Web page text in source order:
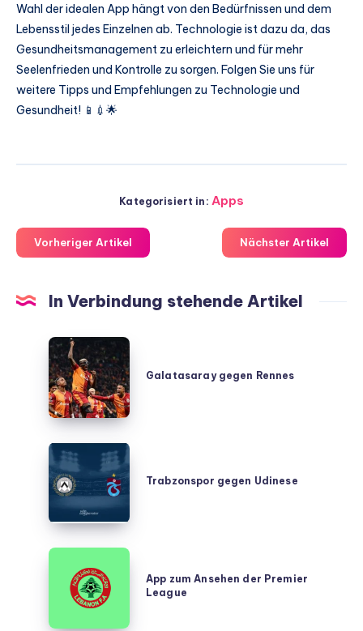
Wahl der idealen App hängt von den Bedürfnissen und dem
Lebensstil jedes Einzelnen ab. Technologie ist dazu da, das
Gesundheitsmanagement zu erleichtern und für mehr
Seelenfrieden und Kontrolle zu sorgen. Folgen Sie uns für
weitere Tipps und Empfehlungen zu Technologie und
Gesundheit! 📱💉🌟
Kategorisiert in: Apps
Vorheriger Artikel Nächster Artikel
In Verbindung stehende Artikel
Galatasaray
gegen
Rennes
Galatasaray gegen Rennes
Trabzonspor
gegen
Udinese
Trabzonspor gegen Udinese
App
Ansehen
App zum Ansehen der Premier
League